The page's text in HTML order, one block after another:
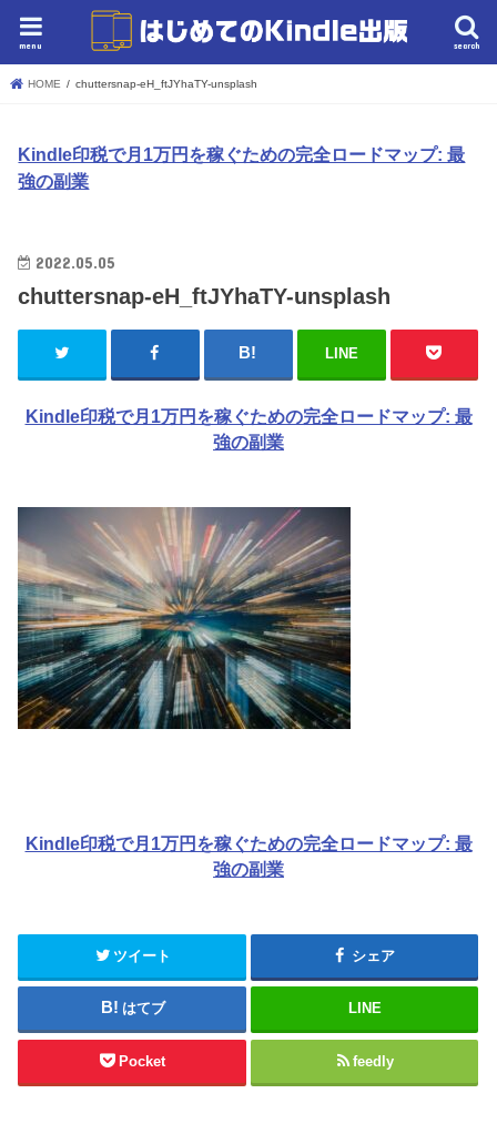
search
menu
HOME chuttersnap-eH_ftJYhaTY-unsplash
Kindle印税で月1万円を稼ぐための完全ロードマップ: 最
強の副業
2022.05.05
chuttersnap-eH_ftJYhaTY-unsplash
LINE
Kindle印税で月1万円を稼ぐための完全ロードマップ: 最
強の副業
Kindle印税で月1万円を稼ぐための完全ロードマップ: 最
強の副業
ツイート シェア
はてブ LINE
Pocket feedly